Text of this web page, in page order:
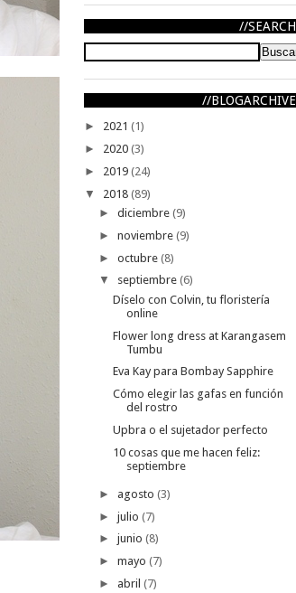
SEARCH
BLOGARCHIVE
► 2021 (1)
► 2020 (3)
► 2019 (24)
▼ 2018 (89)
► diciembre (9)
► noviembre (9)
► octubre (8)
▼ septiembre (6)
Díselo con Colvin, tu floristería
online
Flower long dress at Karangasem
Tumbu
Eva Kay para Bombay Sapphire
Cómo elegir las gafas en función
del rostro
Upbra o el sujetador perfecto
10 cosas que me hacen feliz:
septiembre
► agosto (3)
► julio (7)
► junio (8)
► mayo (7)
► abril (7)